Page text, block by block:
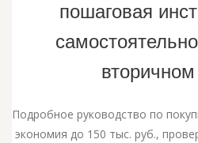
пошаговая
Подробное руководство по
экономия до 150 тыс. руб.,